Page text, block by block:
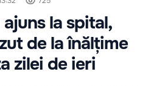
la spital,
de la înălțime
zilei de ieri